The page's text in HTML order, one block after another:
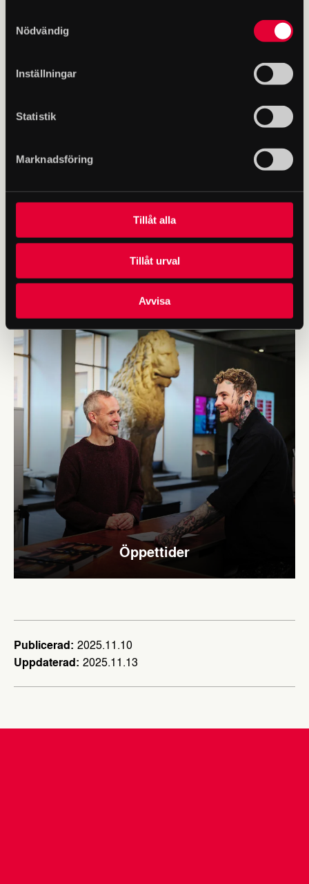
Nödvändig
Inställningar
Statistik
Marknadsföring
Tillåt alla
Tillåt urval
Avvisa
Tillgänglighet
Öppettider
Publicerad 2025.11.10
Uppdaterad 2025.11.13